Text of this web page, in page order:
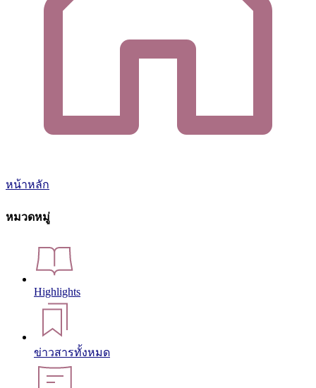
หน้าหลัก
หมวดหมู่
Highlights
ข่าวสารทั้งหมด